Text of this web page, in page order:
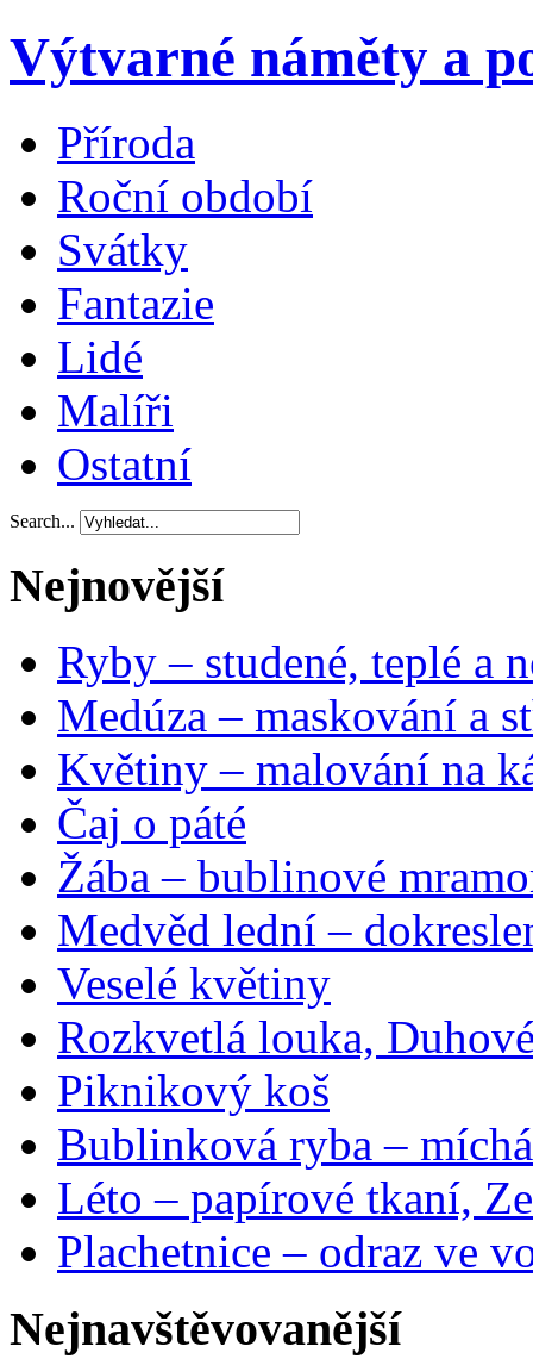
Výtvarné náměty a
Příroda
Roční období
Svátky
Fantazie
Lidé
Malíři
Ostatní
Search...
Nejnovější
Ryby – studené, teplé a
Medúza – maskování a
Květiny – malování na
Čaj o páté
Žába – bublinové
Medvěd lední –
Veselé květiny
Rozkvetlá louka,
Piknikový koš
Bublinková ryba –
Léto – papírové tkaní,
Plachetnice – odraz ve
Nejnavštěvovanější